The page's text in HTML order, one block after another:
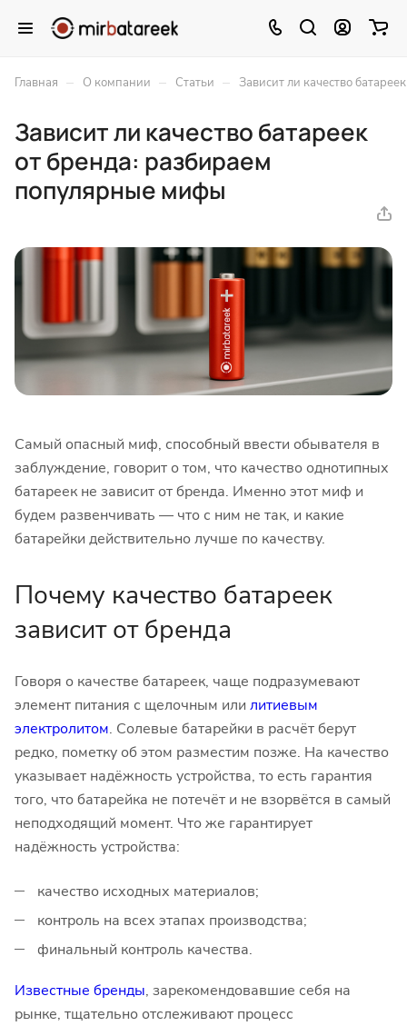
Главная – О компании – Статьи – Зависит ли качество
Зависит ли качество батареек
от бренда: разбираем
популярные мифы
Самый опасный миф, способный ввести обывателя в
заблуждение, говорит о том, что качество однотипных
батареек не зависит от бренда. Именно этот миф и
будем развенчивать — что с ним не так, и какие
батарейки действительно лучше по качеству.
Почему качество батареек
зависит от бренда
Говоря о качестве батареек, чаще подразумевают
элемент питания с щелочным или литиевым
электролитом. Солевые батарейки в расчёт берут
редко, пометку об этом разместим позже. На качество
указывает надёжность устройства, то есть гарантия
того, что батарейка не потечёт и не взорвётся в самый
неподходящий момент. Что же гарантирует
надёжность устройства:
качество исходных материалов;
контроль на всех этапах производства;
финальный контроль качества.
Известные бренды, зарекомендовавшие себя на
рынке, тщательно отслеживают процесс